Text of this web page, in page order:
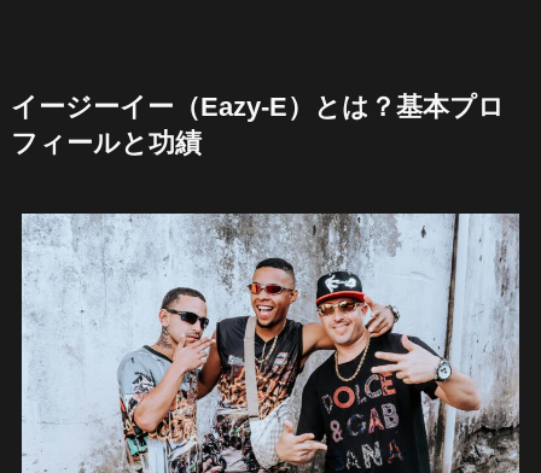
イージーイー（Eazy-E）とは？基本プロ
フィールと功績